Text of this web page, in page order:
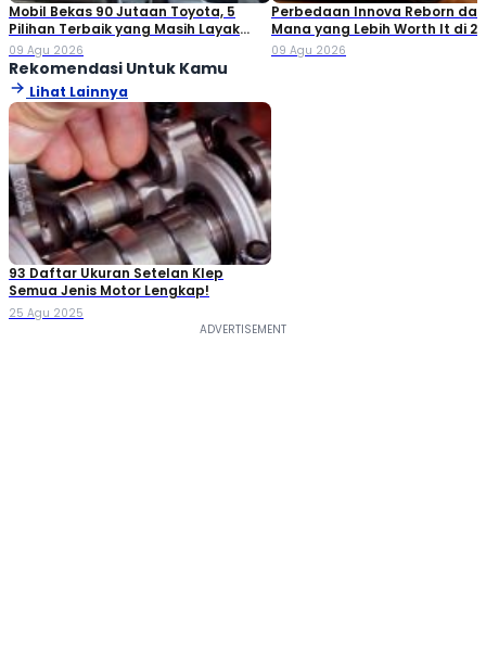
Mobil Bekas 90 Jutaan Toyota, 5
Pilihan Terbaik yang Masih Layak
Dibeli
09 Agu 2026
Perbedaan Innova Reborn
Mana yang Lebih Worth It di
09 Agu 2026
Rekomendasi Untuk Kamu
Lihat Lainnya
93 Daftar Ukuran Setelan Klep
Semua Jenis Motor​ Lengkap!
25 Agu 2025